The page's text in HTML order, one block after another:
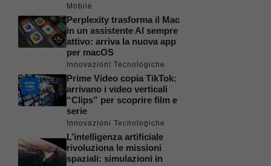
Mobile
Perplexity trasforma il Mac
in un assistente AI sempre
attivo: arriva la nuova app
per macOS
Innovazioni Tecnologiche
Prime Video copia TikTok:
arrivano i video verticali
“Clips” per scoprire film e
serie
Innovazioni Tecnologiche
L’intelligenza artificiale
rivoluziona le missioni
spaziali: simulazioni in